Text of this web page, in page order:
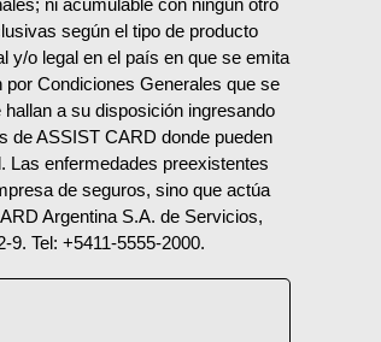
según el tipo de producto
y/o legal en el país en que se emita
Condiciones Generales que se
a su disposición ingresando
de ASSIST CARD donde pueden
Las enfermedades preexistentes
de seguros, sino que actúa
Argentina S.A. de Servicios,
9. Tel: +5411-5555-2000.